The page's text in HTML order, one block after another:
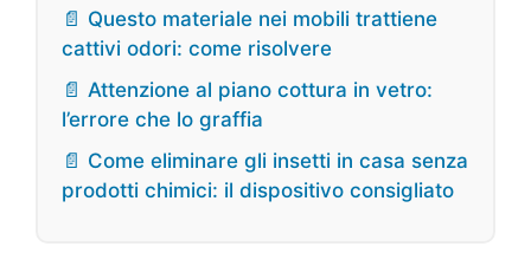
📄 Questo materiale nei mobili trattiene
cattivi odori: come risolvere
📄 Attenzione al piano cottura in vetro:
l’errore che lo graffia
📄 Come eliminare gli insetti in casa senza
prodotti chimici: il dispositivo consigliato